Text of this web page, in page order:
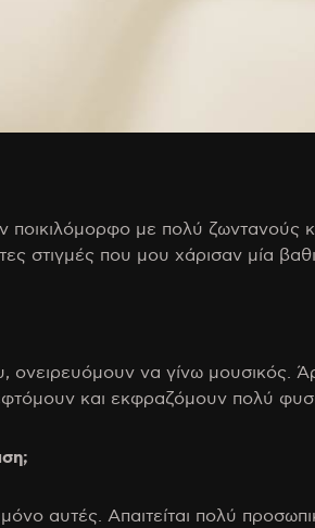
ποικιλόμορφο με πολύ ζωντανούς
στιγμές που μου χάρισαν μία
να γίνω μουσικός.
και εκφραζόμουν πολύ
αυτές. Απαιτείται πολύ